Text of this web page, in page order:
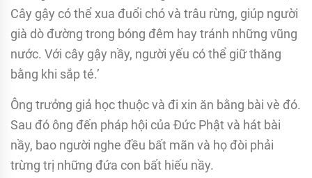
Cây gậy có thể xua đuổi chó và trâu rừng, giúp người
già dò đường trong bóng đêm hay tránh những vũng
nước. Với cây gậy nầy, người yếu có thể giữ thăng
bằng khi sắp té.’
Ông trưởng giả học thuộc và đi xin ăn bằng bài vè đó.
Sau đó ông đến pháp hội của Ðức Phật và hát bài
nầy, bao người nghe đều bất mãn và họ đòi phải
trừng trị những đứa con bất hiếu nầy.